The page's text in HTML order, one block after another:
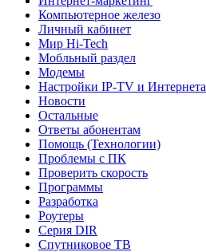
Компьютерное железо
Личный кабинет
Мир Hi-Tech
Мобльный раздел
Модемы
Настройки IP-TV и Интернета
Новости
Остальные
Ответы абонентам
Помощь (Технологии)
Проблемы с ПК
Проверить скорость
Программы
Разработка
Роутеры
Серия DIR
Спутниковое ТВ